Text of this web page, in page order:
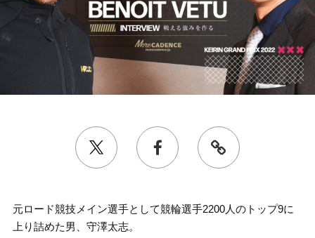
元ロード競技メイン選手として競輪選手2200人のトップ9に
上り詰めた男、守澤太志。